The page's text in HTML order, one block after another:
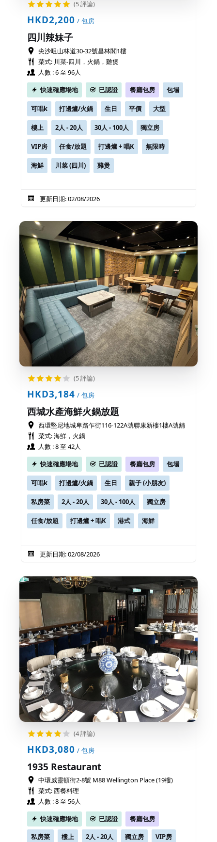
(5 評論)
HKD2,200 / 包房
四川辣妹子
尖沙咀山林道30-32號昌林閣1樓
菜式: 川菜-四川，火鍋，雞煲
人數 : 6 至 96人
快速確應場地
已認證 餐廳包房 包場
可唱k 打邊爐/火鍋 生日 平價 大型
樓上 2人 - 20人 30人 - 100人 獨立房
VIP房 任食/放題 打邊爐 + 唱K 無限時
海鮮 川菜 (四川) 雞煲
更新日期: 02/08/2026
(5 評論)
HKD3,184 / 包房
西城水產海鮮火鍋放題
西環堅尼地城卑路乍街116-122A號聯康新樓1樓A號舖
菜式: 海鮮，火鍋
人數 : 8 至 42人
快速確應場地
已認證 餐廳包房 包場
可唱k 打邊爐/火鍋 生日 親子 (小朋友)
私房菜 2人 - 20人 30人 - 100人 獨立房
任食/放題 打邊爐 + 唱K 港式 海鮮
更新日期: 02/08/2026
(4 評論)
HKD3,080 / 包房
1935 Restaurant
中環威靈頓街2-8號 M88 Wellington Place (19樓)
菜式: 西餐料理
人數 : 8 至 56人
快速確應場地
已認證 餐廳包房
私房菜 樓上 2人 - 20人 獨立房 VIP房